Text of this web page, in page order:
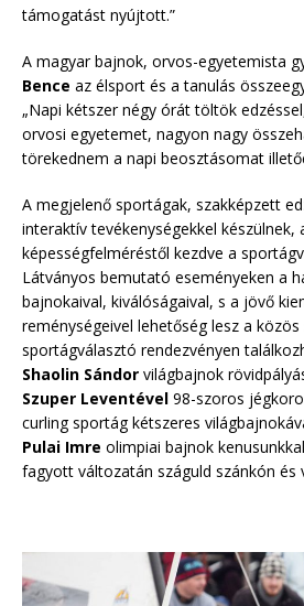
támogatást nyújtott.”
A magyar bajnok, orvos-egyetemista
Bence az élsport és a tanulás
„Napi kétszer négy órát töltök
orvosi egyetemet, nagyon nagy
törekednem a napi beosztásomat
A megjelenő sportágak, szakképzett
interaktív tevékenységekkel készülnek,
képességfelméréstől kezdve a
Látványos bemutató eseményeken a
bajnokaival, kiválóságaival, s a jövő
reménységeivel lehetőség lesz a
sportágválasztó rendezvényen
Shaolin Sándor világbajnok
Szuper Leventével 98-szoros
curling sportág kétszeres
Pulai Imre olimpiai bajnok
fagyott változatán száguld szánkón és